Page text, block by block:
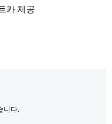
카 제공
니다.